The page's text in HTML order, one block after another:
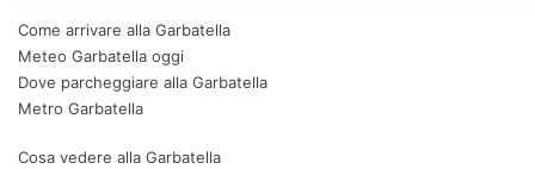
Come arrivare alla Garbatella
Meteo Garbatella oggi
Dove parcheggiare alla Garbatella
Metro Garbatella
Cosa vedere alla Garbatella